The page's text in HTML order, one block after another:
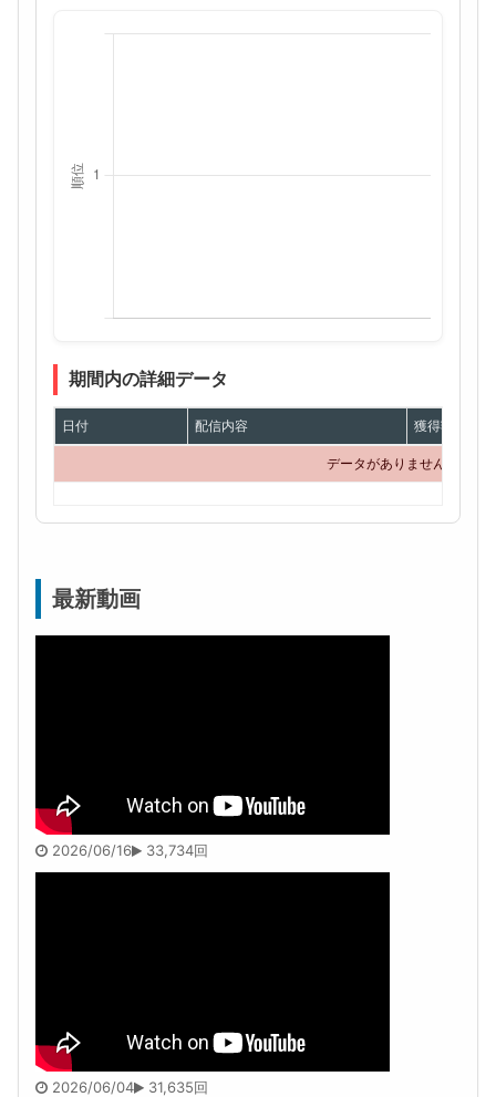
期間内の詳細データ
日付 配信内容 獲得額
データがありません
最新動画
2026/06/16 33,734回
2026/06/04 31,635回